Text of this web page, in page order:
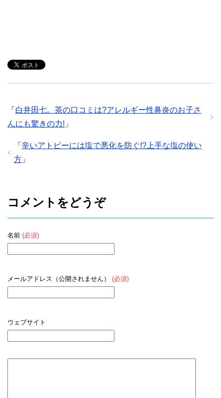
「 白井田七。茶の口コミは?アレルギー性鼻炎のお子さ
んにも驚きの力! 」
「 辛いアトピーには塩で悪化を防ぐ!?上手な塩の使い
方 」
コメントをどうぞ
名前 (必須)
メールアドレス（公開されません） (必須)
ウェブサイト